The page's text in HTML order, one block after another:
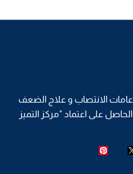
الانتصاب و علاج الضعف
على اعتماد "مركز التميز